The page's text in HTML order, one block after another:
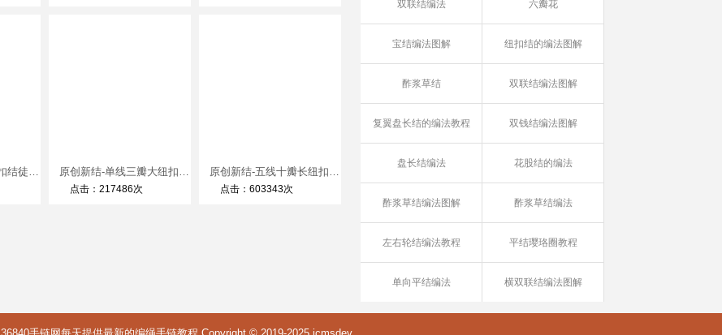
双联结编法 六瓣花
宝结编法图解 纽扣结的编法图解
酢浆草结 双联结编法图解
复翼盘长结的编法教程 双钱结编法图解
盘长结编法 花股结的编法
酢浆草结编法图解 酢浆草结编法
左右轮结编法教程 平结璎珞圈教程
单向平结编法 横双联结编法图解
原创新结-六瓣大纽扣结徒手教程 原创新结-单线三瓣大纽扣结徒手教程
点击：217486次
原创新结-五线十瓣长纽扣结徒手教程
点击：603343次